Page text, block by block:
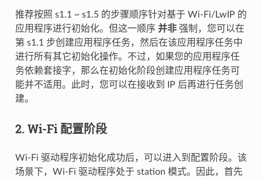
推荐按照 s1.1 ~ s1.5 的步骤顺序针对基于 Wi-Fi/LwIP 的
应用程序进行初始化。但这一顺序 并非强制，您可以在
第 s1.1 步创建应用程序任务，然后在该应用程序任务中
进行所有其它初始化操作。不过，如果您的应用程序任
务依赖套接字，那么在初始化阶段创建应用程序任务可
能并不适用。此时，您可以在接收到 IP 后再进行任务创
建。
2. Wi-Fi 配置阶段
Wi-Fi 驱动程序初始化成功后，可以进入到配置阶段。该
场景下，Wi-Fi 驱动程序处于 station 模式。因此，首先